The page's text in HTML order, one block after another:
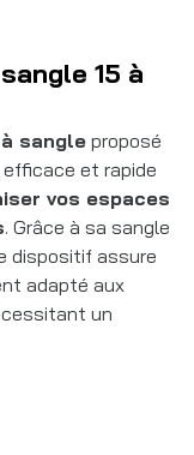
15 à
sangle proposé
et rapide
vos espaces
. Grâce à sa sangle
dispositif assure
adapté aux
un